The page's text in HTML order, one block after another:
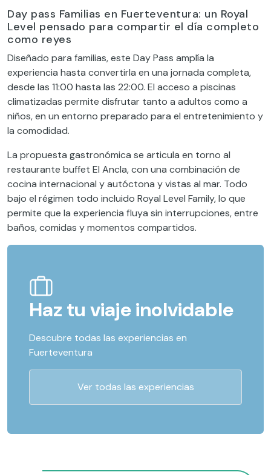
Day pass Familias en Fuerteventura: un Royal
Level pensado para compartir el día completo
como reyes
Diseñado para familias, este Day Pass amplía la
experiencia hasta convertirla en una jornada completa,
desde las 11:00 hasta las 22:00. El acceso a piscinas
climatizadas permite disfrutar tanto a adultos como a
niños, en un entorno preparado para el entretenimiento y
la comodidad.
La propuesta gastronómica se articula en torno al
restaurante buffet El Ancla, con una combinación de
cocina internacional y autóctona y vistas al mar. Todo
bajo el régimen todo incluido Royal Level Family, lo que
permite que la experiencia fluya sin interrupciones, entre
baños, comidas y momentos compartidos.
Haz tu viaje inolvidable
Descubre todas las experiencias en
Fuerteventura
Ver todas las experiencias